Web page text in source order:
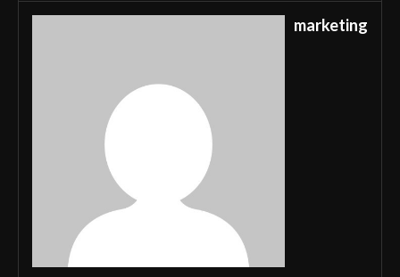
marketing